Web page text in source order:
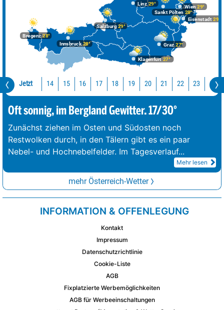
Bregenz28°
Graz27°
Innsbruck28°
Klagenfurt 27°
Linz29°
Salzburg29°
Wien 29°
Eisenstadt 29°
Sankt Pölten 28°
Jetzt 14 15 16 17 18 19 20 21 22 23 0
Oft sonnig, im Bergland Gewitter. 17/30°
Zunächst ziehen im Osten und Südosten noch
Restwolken durch, in den Tälern gibt es ein paar
Nebel- und Hochnebelfelder. Im Tagesverlauf...
Mehr lesen
mehr Österreich-Wetter
INFORMATION & OFFENLEGUNG
Kontakt
Impressum
Datenschutzrichtlinie
Cookie-Liste
AGB
Fixplatzierte Werbemöglichkeiten
AGB für Werbeeinschaltungen